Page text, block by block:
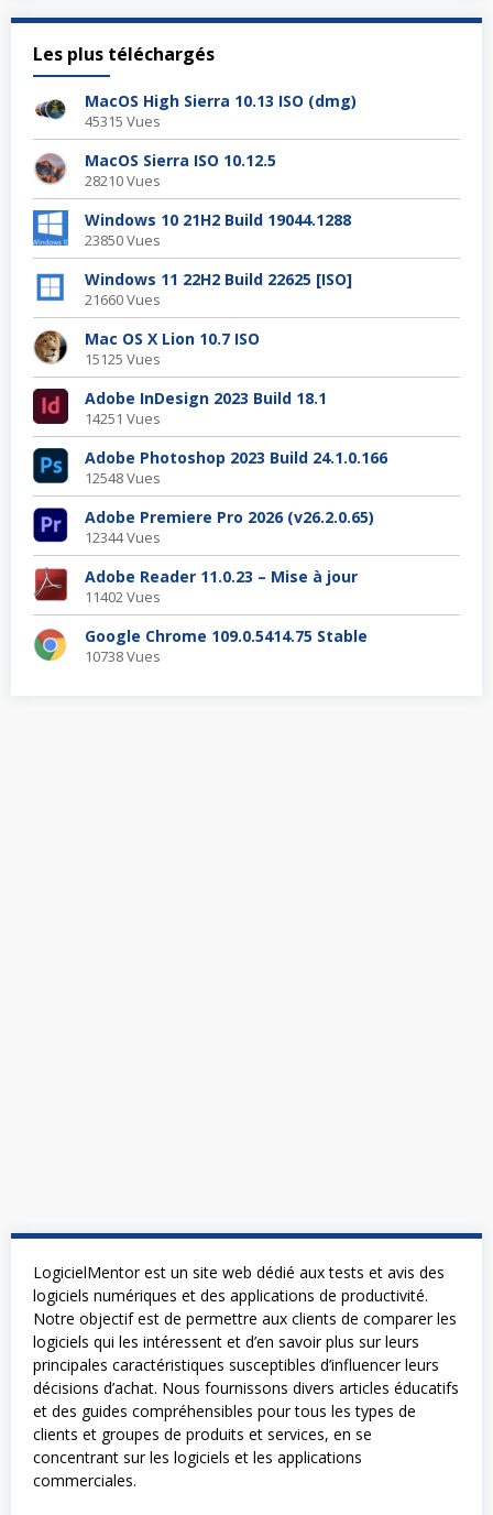
Les plus téléchargés
MacOS High Sierra 10.13 ISO (dmg)
45315 Vues
MacOS Sierra ISO 10.12.5
28210 Vues
Windows 10 21H2 Build 19044.1288
23850 Vues
Windows 11 22H2 Build 22625 [ISO]
21660 Vues
Mac OS X Lion 10.7 ISO
15125 Vues
Adobe InDesign 2023 Build 18.1
14251 Vues
Adobe Photoshop 2023 Build 24.1.0.166
12548 Vues
Adobe Premiere Pro 2026 (v26.2.0.65)
12344 Vues
Adobe Reader 11.0.23 – Mise à jour
11402 Vues
Google Chrome 109.0.5414.75 Stable
10738 Vues
LogicielMentor est un site web dédié aux tests et avis des
logiciels numériques et des applications de productivité.
Notre objectif est de permettre aux clients de comparer les
logiciels qui les intéressent et d’en savoir plus sur leurs
principales caractéristiques susceptibles d’influencer leurs
décisions d’achat. Nous fournissons divers articles éducatifs
et des guides compréhensibles pour tous les types de
clients et groupes de produits et services, en se
concentrant sur les logiciels et les applications
commerciales.